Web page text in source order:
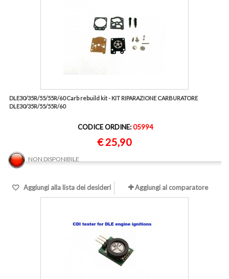
DLE30/35R/55/55R/60 Carb rebuild kit - KIT RIPARAZIONE CARBURATORE
DLE30/35R/55/55R/60
CODICE ORDINE:05994
€ 25,90
NON DISPONIBILE
Aggiungi alla lista dei desideri Aggiungi al comparatore